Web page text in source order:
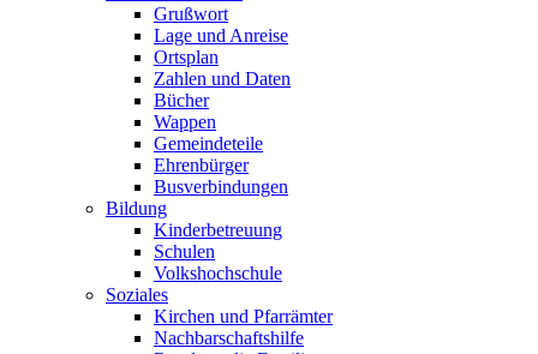
Grußwort
Lage und Anreise
Ortsplan
Zahlen und Daten
Bücher
Wappen
Gemeindeteile
Ehrenbürger
Busverbindungen
Bildung
Kinderbetreuung
Schulen
Volkshochschule
Soziales
Kirchen und Pfarrämter
Nachbarschaftshilfe